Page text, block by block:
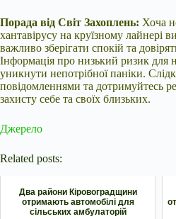
Порада від Світ Захоплень: Хоча
хантавірусу на круїзному лайнері
важливо зберігати спокій та
Інформація про низький ризик для
уникнути непотрібної паніки.
повідомленнями та дотримуйтесь
захисту себе та своїх близьких.
Джерело
Related posts:
Два райони Кіровоградщини
отримають автомобілі для
сільських амбулаторій